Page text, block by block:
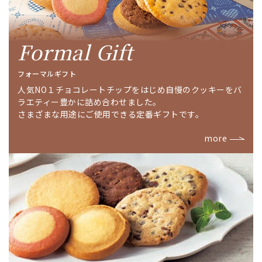
Formal Gift
フォーマルギフト
人気NO１チョコレートチップをはじめ自慢のクッキーをバ
ラエティー豊かに詰め合わせました。
さまざまな用途にご使用できる定番ギフトです。
more